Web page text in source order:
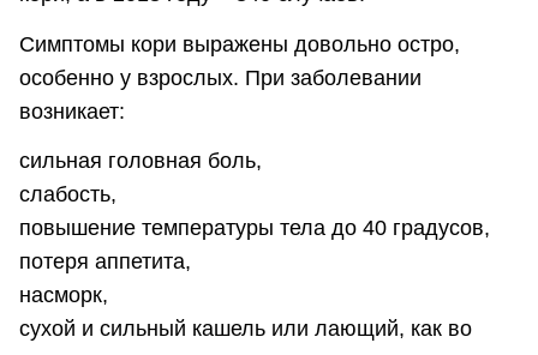
Симптомы кори выражены довольно остро,
особенно у взрослых. При заболевании
возникает:
сильная головная боль,
слабость,
повышение температуры тела до 40 градусов,
потеря аппетита,
насморк,
сухой и сильный кашель или лающий, как во